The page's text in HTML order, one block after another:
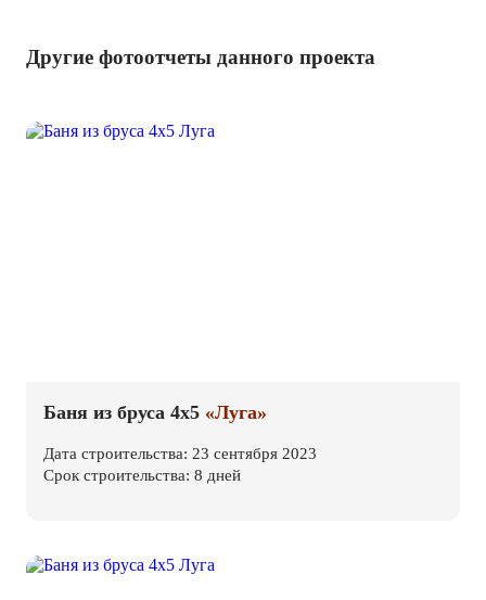
Другие фотоотчеты данного проекта
Баня из бруса 4х5 «Луга»
Дата строительства: 23 сентября 2023
Срок строительства: 8 дней